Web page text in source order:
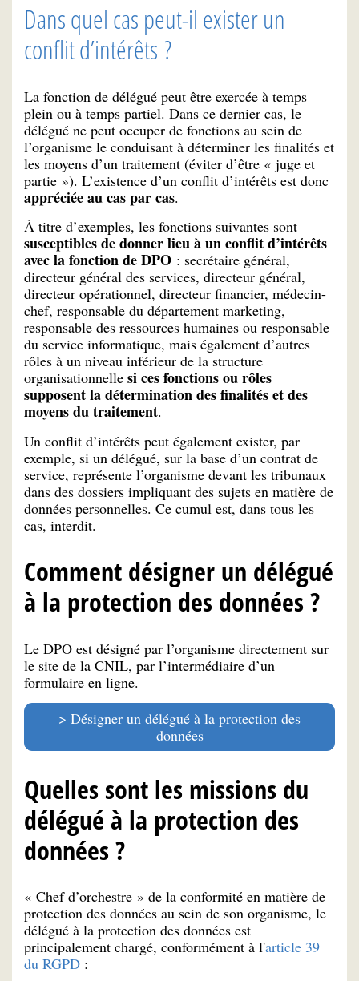
Dans quel cas peut-il exister un
conflit d’intérêts ?
La fonction de délégué peut être exercée à temps
plein ou à temps partiel. Dans ce dernier cas, le
délégué ne peut occuper de fonctions au sein de
l’organisme le conduisant à déterminer les finalités et
les moyens d’un traitement (éviter d’être « juge et
partie »). L’existence d’un conflit d’intérêts est donc
appréciée au cas par cas.
À titre d’exemples, les fonctions suivantes sont
susceptibles de donner lieu à un conflit d’intérêts
avec la fonction de DPO : secrétaire général,
directeur général des services, directeur général,
directeur opérationnel, directeur financier, médecin-
chef, responsable du département marketing,
responsable des ressources humaines ou responsable
du service informatique, mais également d’autres
rôles à un niveau inférieur de la structure
organisationnelle si ces fonctions ou rôles
supposent la détermination des finalités et des
moyens du traitement.
Un conflit d’intérêts peut également exister, par
exemple, si un délégué, sur la base d’un contrat de
service, représente l’organisme devant les tribunaux
dans des dossiers impliquant des sujets en matière de
données personnelles. Ce cumul est, dans tous les
cas, interdit.
Comment désigner un délégué
à la protection des données ?
Le DPO est désigné par l’organisme directement sur
le site de la CNIL, par l’intermédiaire d’un
formulaire en ligne.
Désigner un délégué à la protection des
données
Quelles sont les missions du
délégué à la protection des
données ?
« Chef d’orchestre » de la conformité en matière de
protection des données au sein de son organisme, le
délégué à la protection des données est
principalement chargé, conformément à l'article 39
du RGPD :